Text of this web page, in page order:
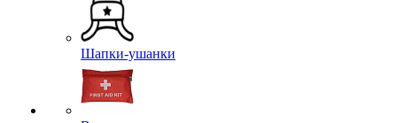
Средства для защиты и ухода